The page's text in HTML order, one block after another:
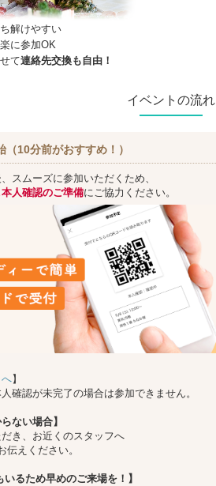
解けやすい
に参加OK
て連絡先交換も自由！
イベントの流れ
（10分前がおすすめ！）
スムーズに参加いただくため、
人確認のご準備にご協力ください。
】
確認が未完了の場合は参加できません。
ない場合】
き、お近くのスタッフへ
伝えください。
るため早めのご来場を！】